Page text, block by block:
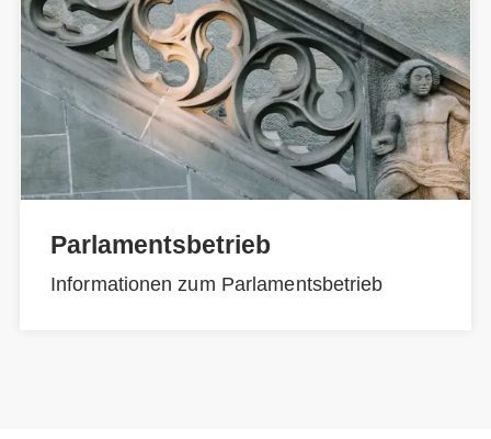
Parlamentsbetrieb
Informationen zum Parlamentsbetrieb